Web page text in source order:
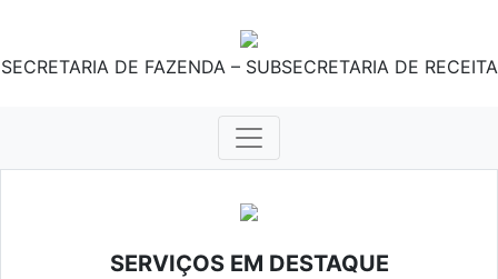
SECRETARIA DE FAZENDA – SUBSECRETARIA DE RECEITA
SERVIÇOS EM DESTAQUE